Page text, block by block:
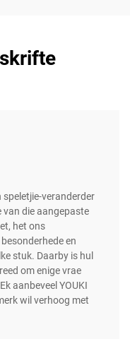
speletjie-veranderder
van die aangepaste
het ons
en
stuk. Daarby is hul
om enige vrae
aanbeveel YOUKI
wil verhoog met